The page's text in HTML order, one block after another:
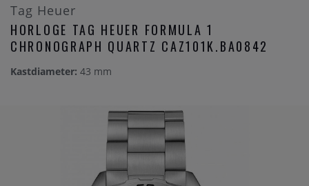
Tag Heuer
HORLOGE TAG HEUER FORMULA 1
CHRONOGRAPH QUARTZ CAZ101K.BA0842
Kastdiameter: 43 mm